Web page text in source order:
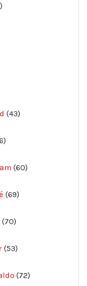
produkter
43
produkter
produkter
60
produkter
69
produkter
70
produkter
53
produkter
72
produkter